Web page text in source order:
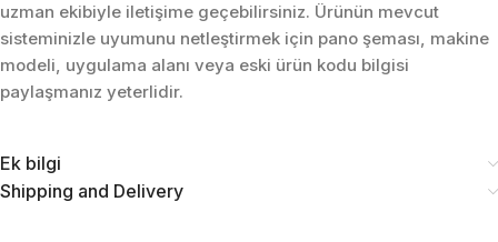
uzman ekibiyle iletişime geçebilirsiniz. Ürünün mevcut
sisteminizle uyumunu netleştirmek için pano şeması, makine
modeli, uygulama alanı veya eski ürün kodu bilgisi
paylaşmanız yeterlidir.
Ek bilgi
Shipping and Delivery